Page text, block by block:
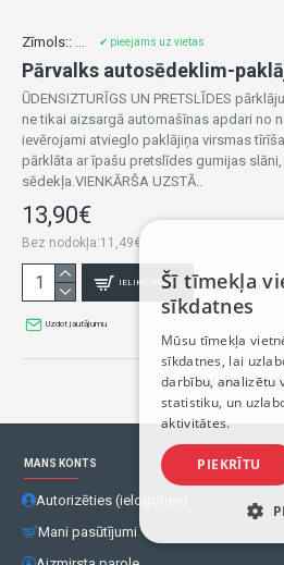
Zīmols:: ... ✔ pieejams uz vietas
ŪDENSIZTURĪGS UN PRETSLĪDES
ne tikai aizsargā automašīnas apdari no
ievērojami atvieglo paklājiņa virsmas
pārklāta ar īpašu pretslīdes gumijas
sēdekļa.VIENKĀRŠA UZSTĀ..
13,90€
Bez nodokļa:11,49€
IELIKT GROZĀ
Uzdot jautājumu
...saraksta
MANS KONTS
Autorizēties (ielogoties)
Mani pasūtījumi
Šī tīmekļa
sīkdatnes
Mūsu tīmekļa
sīkdatnes, lai
darbību, analizētu
statistiku, un
aktivitātes.
PIEKRĪTU